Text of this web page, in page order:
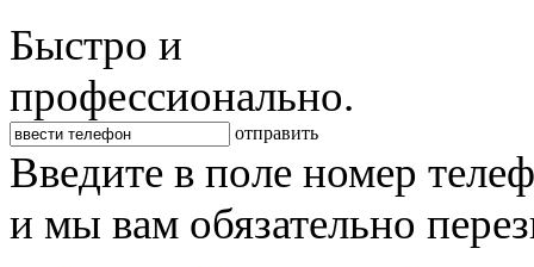
Быстро и
профессионально.
отправить
Введите в поле номер
и мы вам обязательно